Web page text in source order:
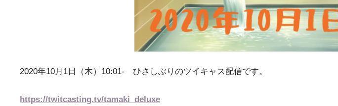
2020年10月1日（木）10:01- ひさしぶりのツイキャス配信です。
https://twitcasting.tv/tamaki_deluxe